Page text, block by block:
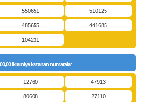
550651 510125
485655 441685
104231
ikramiye kazanan numaralar
12760 47913
80608 27110